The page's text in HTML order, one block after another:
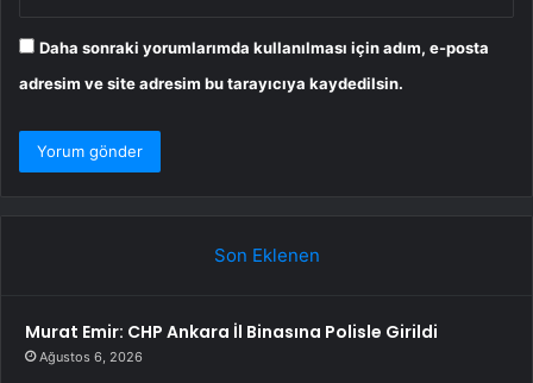
Daha sonraki yorumlarımda kullanılması için adım, e-posta
adresim ve site adresim bu tarayıcıya kaydedilsin.
Son Eklenen
Murat Emir: CHP Ankara İl Binasına Polisle Girildi
Ağustos 6, 2026